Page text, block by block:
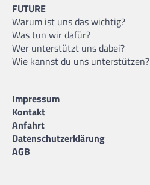
FUTURE
Warum ist uns das wichtig?
Was tun wir dafür?
Wer unterstützt uns dabei?
Wie kannst du uns unterstützen?
Impressum
Kontakt
Anfahrt
Datenschutzerklärung
AGB